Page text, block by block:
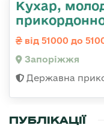
Кухар,
від 51000 до
Запоріжжя
Державна
ПУБЛІКАЦІЇ